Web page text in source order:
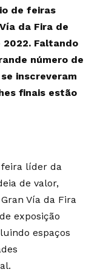
de feiras
da Fira de
Faltando
número de
inscreveram
finais estão
feira líder da
de valor,
Vía da Fira
exposição
espaços